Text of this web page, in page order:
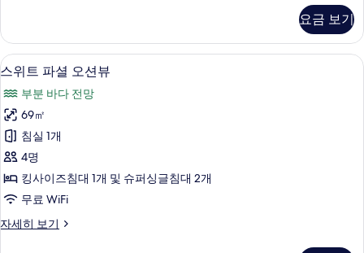
두
보
기
노
뷰
자
히
보
기
요금 보기
스
트
파
셜
오
션
사
미니바, 암막 커튼, 방음 설비, 무료 WiFi
7
스위트 파셜 오션뷰
부분 바다 전망
69㎡
침실 1개
4명
킹사이즈침대 1개 및 슈퍼싱글침대 2개
무료 WiFi
자세히 보기
스